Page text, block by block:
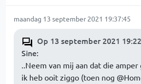
maandag 13 september 2021 19:37:45
Op 13 september 2021
Sine:
..Neem van mij aan dat die
ik heb ooit ziggo (toen nog